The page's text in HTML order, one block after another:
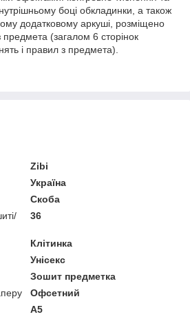
боці обкладинки, а також
додатковому аркуші, розміщено
предмета (загалом 6 сторінок
і правил з предмета).
Zibi
Україна
Скоба
36
Клітинка
Унісекс
Зошит предметка
Офсетний
A5